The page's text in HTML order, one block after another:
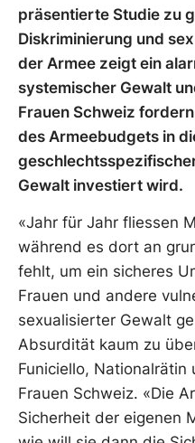
präsentierte Studie zu
Diskriminierung und
der Armee zeigt ein
systemischer Gewalt
Frauen Schweiz
des Armeebudgets in
Gewalt investiert wird.
«Jahr für Jahr fliessen
während es dort an
fehlt, um ein sicheres
Frauen und andere
sexualisierter Gewalt
Absurdität kaum zu
Funiciello, Nationalrätin
Frauen Schweiz. «Die
Sicherheit der eigenen